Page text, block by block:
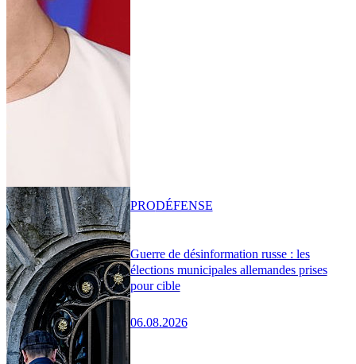
Guerre de désinformation russe : les
élections municipales allemandes prises
pour cible
06.08.2026
PRODÉFENSE